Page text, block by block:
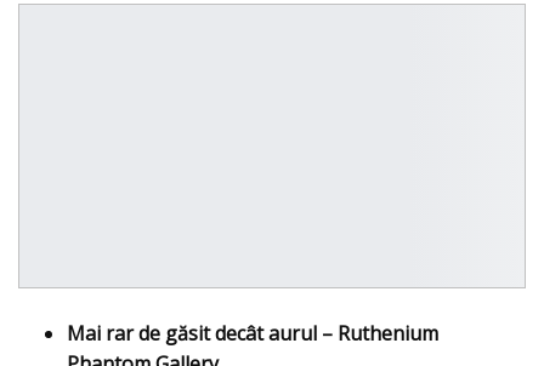
Mai rar de găsit decât aurul – Ruthenium